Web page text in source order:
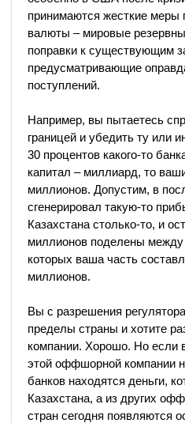
принимаются жесткие меры
валюты – мировые
поправки к существующим
предусматривающие
поступлений.
Например, вы пытаетесь
границей и убедить ту или
30 процентов какого-то
капитал – миллиард, то
миллионов. Допустим, в
сгенерировал такую-то
Казахстана столько-то, и
миллионов поделены
которых ваша часть
миллионов.
Вы с разрешения
пределы страны и хотите
компании. Хорошо. Но если
этой оффшорной компании
банков находятся деньги,
Казахстана, а из других
стран сегодня появляются